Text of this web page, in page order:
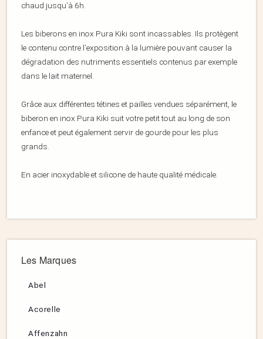
chaud jusqu’à 6h.
Les biberons en inox Pura Kiki sont incassables. Ils protègent
le contenu contre l’exposition à la lumière pouvant causer la
dégradation des nutriments essentiels contenus par exemple
dans le lait maternel.
Grâce aux différentes tétines et pailles vendues séparément, le
biberon en inox Pura Kiki suit votre petit tout au long de son
enfance et peut également servir de gourde pour les plus
grands.
En acier inoxydable et silicone de haute qualité médicale.
Les Marques
Abel
Acorelle
Affenzahn